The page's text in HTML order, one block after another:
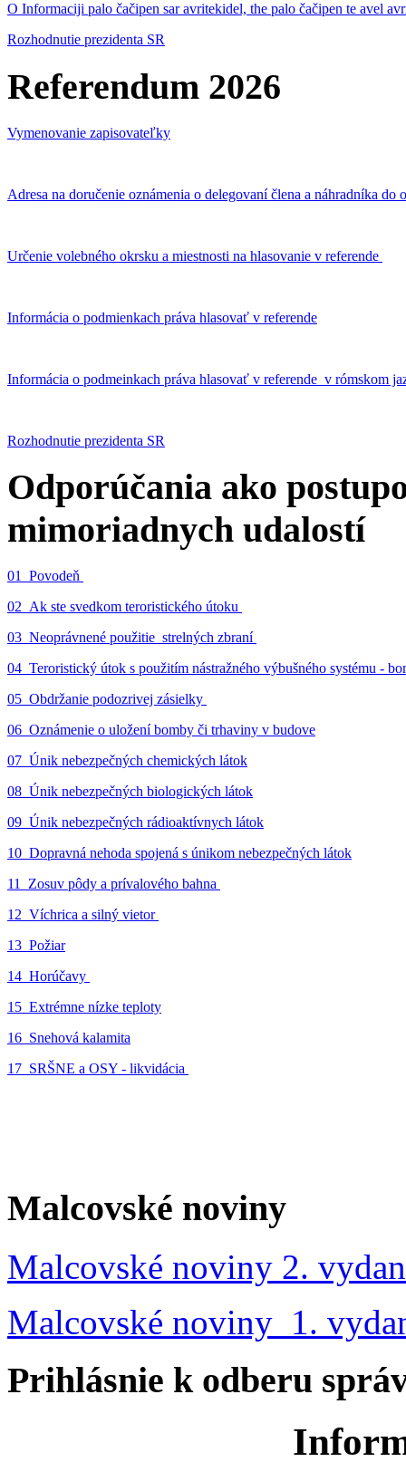
O Informaciji palo čačipen sar avritekidel, the palo čačipen te avel
Rozhodnutie prezidenta SR
Referendum 2026
Vymenovanie zapisovateľky
Adresa na doručenie oznámenia o delegovaní člena a náhradníka
Určenie volebného okrsku a miestnosti na hlasovanie v referende
Informácia o podmienkach práva hlasovať v referende
Informácia o podmeinkach práva hlasovať v referende v rómskom
Rozhodnutie prezidenta SR
Odporúčania ako
mimoriadnych udalostí
01_Povodeň
02_Ak ste svedkom teroristického útoku
03_Neoprávnené použitie strelných zbraní
04_Teroristický útok s použitím nástražného výbušného systému -
05_Obdržanie podozrivej zásielky
06_Oznámenie o uložení bomby či trhaviny v budove
07_Únik nebezpečných chemických látok
08_Únik nebezpečných biologických látok
09_Únik nebezpečných rádioaktívnych látok
10_Dopravná nehoda spojená s únikom nebezpečných látok
11_Zosuv pôdy a prívalového bahna
12_Víchrica a silný vietor
13_Požiar
14_Horúčavy
15_Extrémne nízke teploty
16_Snehová kalamita
17_SRŠNE a OSY - likvidácia
Malcovské noviny
Malcovské noviny 2.
Malcovské noviny 1.
Prihlásnie k odberu